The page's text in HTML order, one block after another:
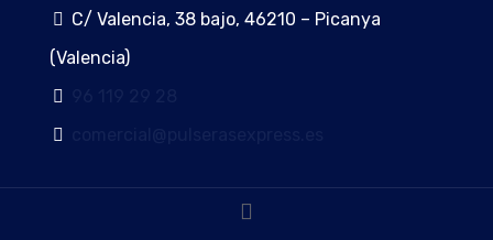
C/ Valencia, 38 bajo, 46210 – Picanya
(Valencia)